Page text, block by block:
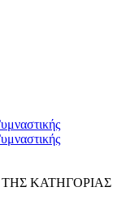
ΚΑΤΗΓΟΡΙΑΣ